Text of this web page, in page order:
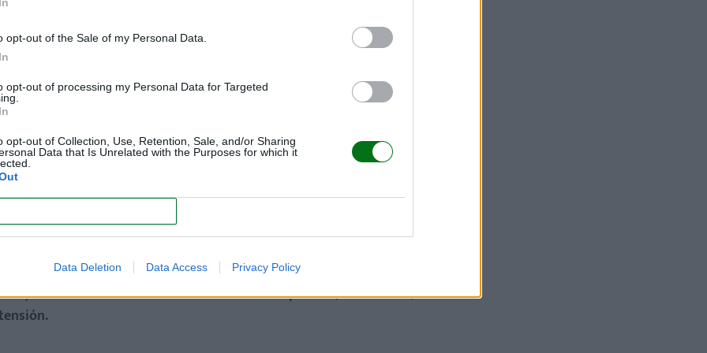
opt-out of the Sale of my Personal Data.
opt-out of processing my Personal Data for Targeted
opt-out of Collection, Use, Retention, Sale, and/or Sharing
Data that Is Unrelated with the Purposes for which it
Data Deletion Data Access Privacy Policy
orgasmo.
EN UNA MUJER EN 15 MINUTOS!
cuenta de queciertos problemas de salud pueden interferir
facultades físicas, ya que estapuede afectar nuestra fuerza
frecuencia falta de deseo sexual sonla depresión, la ansiedad,